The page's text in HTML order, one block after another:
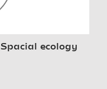
Spacial ecology